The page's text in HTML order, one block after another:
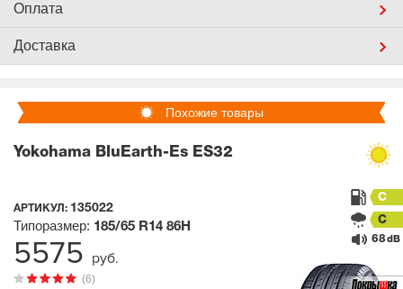
Оплата
Доставка
Похожие товары
Yokohama BluEarth-Es ES32
АРТИКУЛ: 135022
(6)
Типоразмер: 185/65 R14 86H
C
C
68dB
5575 руб.